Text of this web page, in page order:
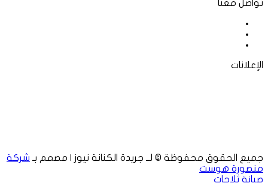
تواصل معنا
الإعلانات
جميع الحقوق محفوظة © لــ جريدة الكنانة نيوز | مصمم بـ شركة
منصورة هوست
صيانة ثلاجات